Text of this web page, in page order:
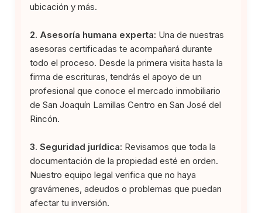
ubicación y más.
2. Asesoría humana experta: Una de nuestras
asesoras certificadas te acompañará durante
todo el proceso. Desde la primera visita hasta la
firma de escrituras, tendrás el apoyo de un
profesional que conoce el mercado inmobiliario
de San Joaquín Lamillas Centro en San José del
Rincón.
3. Seguridad jurídica: Revisamos que toda la
documentación de la propiedad esté en orden.
Nuestro equipo legal verifica que no haya
gravámenes, adeudos o problemas que puedan
afectar tu inversión.